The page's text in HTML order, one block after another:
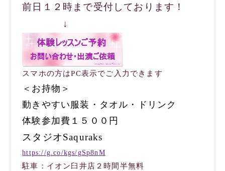
前日１２時まで受付しております！
↓
スマホの方はPC表示でご入力できます
＜お持物＞
動きやすい服装・タオル・ドリンク
体験参加費１５００円
スタジオSaquraks
https://g.co/kgs/gSp8nM
駐車：イオン臼井店２時間半無料